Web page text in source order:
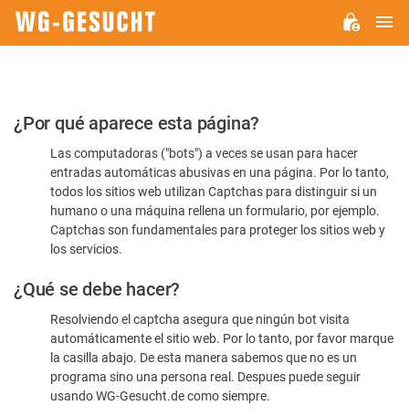
Por
favor,
confirme
humano
¿Por qué aparece esta página?
Las computadoras ("bots") a veces se usan para hacer
entradas automáticas abusivas en una página. Por lo tanto,
todos los sitios web utilizan Captchas para distinguir si un
humano o una máquina rellena un formulario, por ejemplo.
Captchas son fundamentales para proteger los sitios web y
los servicios.
¿Qué se debe hacer?
Resolviendo el captcha asegura que ningún bot visita
automáticamente el sitio web. Por lo tanto, por favor marque
la casilla abajo. De esta manera sabemos que no es un
programa sino una persona real. Despues puede seguir
usando WG-Gesucht.de como siempre.